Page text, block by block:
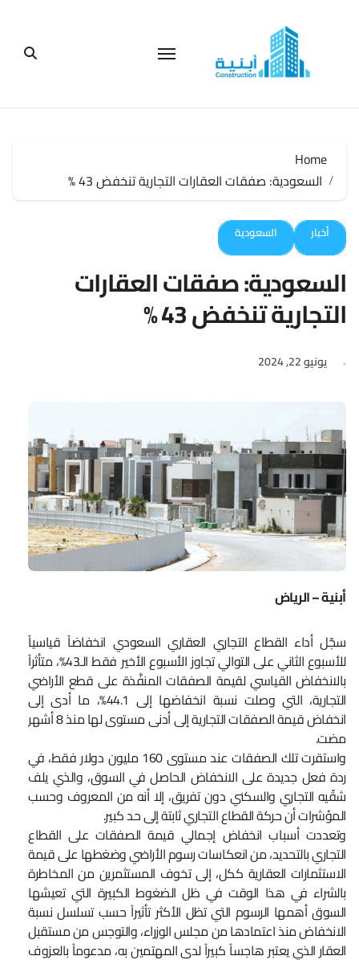
Home
السعودية: صفقات العقارات التجارية تنخفض 43 %
أخبار السعودية
السعودية: صفقات العقارات
التجارية تنخفض 43 %
يونيو 22, 2024
أبنية – الرياض
سجّل أداء القطاع التجاري العقاري السعودي انخفاضاً قياسياً
للأسبوع الثاني على التوالي تجاوز الأسبوع الأخير فقط الـ43%، متأثراً
بالانخفاض القياسي لقيمة الصفقات المنفَّذة على قطع الأراضي
التجارية، التي وصلت نسبة انخفاضها إلى 44.1%، ما أدى إلى
انخفاض قيمة الصفقات التجارية إلى أدنى مستوى لها منذ 8 أشهر
مضت.
واستقرت تلك الصفقات عند مستوى 160 مليون دولار فقط، في
ردة فعل جديدة على الانخفاض الحاصل في السوق، والذي يلف
شقّيه التجاري والسكني دون تفريق، إلا أنه من المعروف وحسب
المؤشرات أن حركة القطاع التجاري ثابتة إلى حد كبير.
وتعددت أسباب انخفاض إجمالي قيمة الصفقات على القطاع
التجاري بالتحديد، من انعكاسات رسوم الأراضي وضغطها على قيمة
الاستثمارات العقارية ككل، إلى تخوف المستثمرين من المخاطرة
بالشراء في هذا الوقت في ظل الضغوط الكبيرة التي تعيشها
السوق أهمها الرسوم التي تظل الأكثر تأثيراً حسب تسلسل نسبة
الانخفاض منذ اعتمادها من مجلس الوزراء، والتوجس من مستقبل
العقار الذي يعتبر هاجساً كبيراً لدى المهتمين به، مدعوماً بالعزوف